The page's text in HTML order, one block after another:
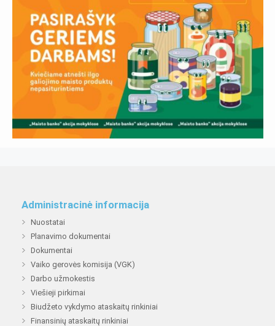
Administracinė informacija
Nuostatai
Planavimo dokumentai
Dokumentai
Vaiko gerovės komisija (VGK)
Darbo užmokestis
Viešieji pirkimai
Biudžeto vykdymo ataskaitų rinkiniai
Finansinių ataskaitų rinkiniai